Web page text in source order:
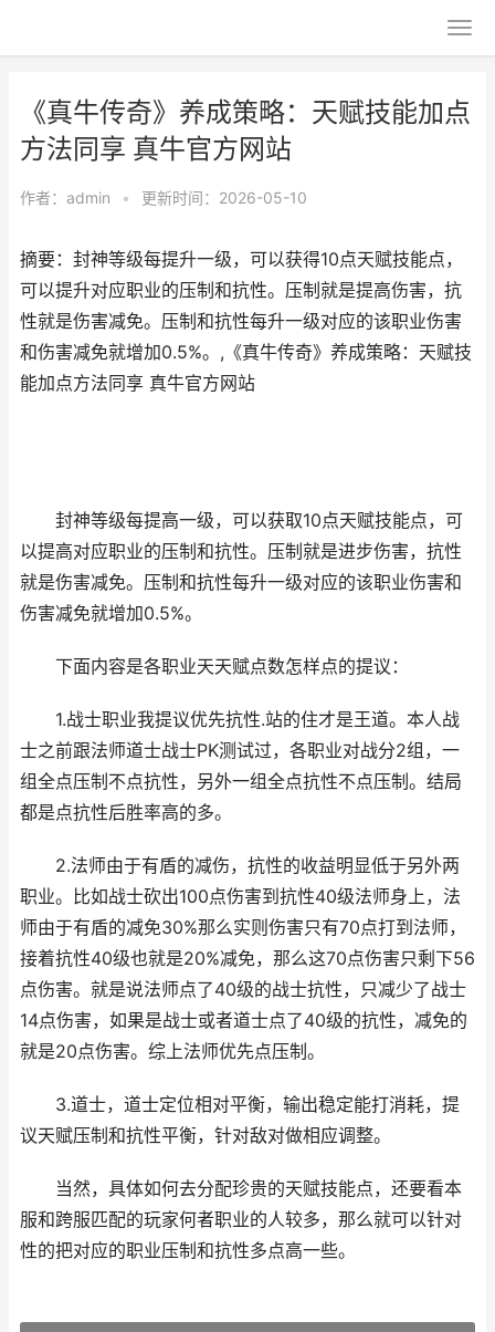
《真牛传奇》养成策略：天赋技能加点
方法同享 真牛官方网站
作者： admin • 更新时间：2026-05-10
摘要：封神等级每提升一级，可以获得10点天赋技能点，
可以提升对应职业的压制和抗性。压制就是提高伤害，抗
性就是伤害减免。压制和抗性每升一级对应的该职业伤害
和伤害减免就增加0.5%。,《真牛传奇》养成策略：天赋技
能加点方法同享 真牛官方网站
封神等级每提高一级，可以获取10点天赋技能点，可
以提高对应职业的压制和抗性。压制就是进步伤害，抗性
就是伤害减免。压制和抗性每升一级对应的该职业伤害和
伤害减免就增加0.5%。
下面内容是各职业天天赋点数怎样点的提议：
1.战士职业我提议优先抗性.站的住才是王道。本人战
士之前跟法师道士战士PK测试过，各职业对战分2组，一
组全点压制不点抗性，另外一组全点抗性不点压制。结局
都是点抗性后胜率高的多。
2.法师由于有盾的减伤，抗性的收益明显低于另外两
职业。比如战士砍出100点伤害到抗性40级法师身上，法
师由于有盾的减免30%那么实则伤害只有70点打到法师，
接着抗性40级也就是20%减免，那么这70点伤害只剩下56
点伤害。就是说法师点了40级的战士抗性，只减少了战士
14点伤害，如果是战士或者道士点了40级的抗性，减免的
就是20点伤害。综上法师优先点压制。
3.道士，道士定位相对平衡，输出稳定能打消耗，提
议天赋压制和抗性平衡，针对敌对做相应调整。
当然，具体如何去分配珍贵的天赋技能点，还要看本
服和跨服匹配的玩家何者职业的人较多，那么就可以针对
性的把对应的职业压制和抗性多点高一些。